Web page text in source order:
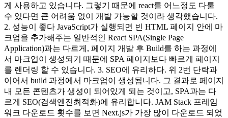
게 사용하고 있습니다. 그렇기 때문에 react를 어느정도 다룰
수 있다면 큰 어려움 없이 개발 가능할 것이라 생각했습니다.
2. 성능이 좋다 JavaScript가 실행되면 빈 HTML 페이지 안에 마
크업을 추가해주는 일반적인 React SPA(Single Page
Application)과는 다르게, 페이지 개발 후 Build를 하는 과정에
서 마크업이 생성되기 때문에 SPA 페이지보다 빠르게 페이지
를 렌더링 할 수 있습니다. 3. SEO에 유리하다. 위 2번 단락과
이어서 build 과정에서 마크업이 생성됩니다. 그 결과로 페이지
내 모든 콘텐츠가 생성이 되어있게 되는 것이고, SPA과는 다
르게 SEO(검색엔진최적화)에 유리합니다. JAM Stack 프레임
워크 다운로드 횟수를 보면 Next.js가 가장 많이 다운로드 되었